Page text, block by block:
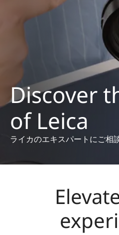
Discover
of Leica
ライカのエキスパートにご相